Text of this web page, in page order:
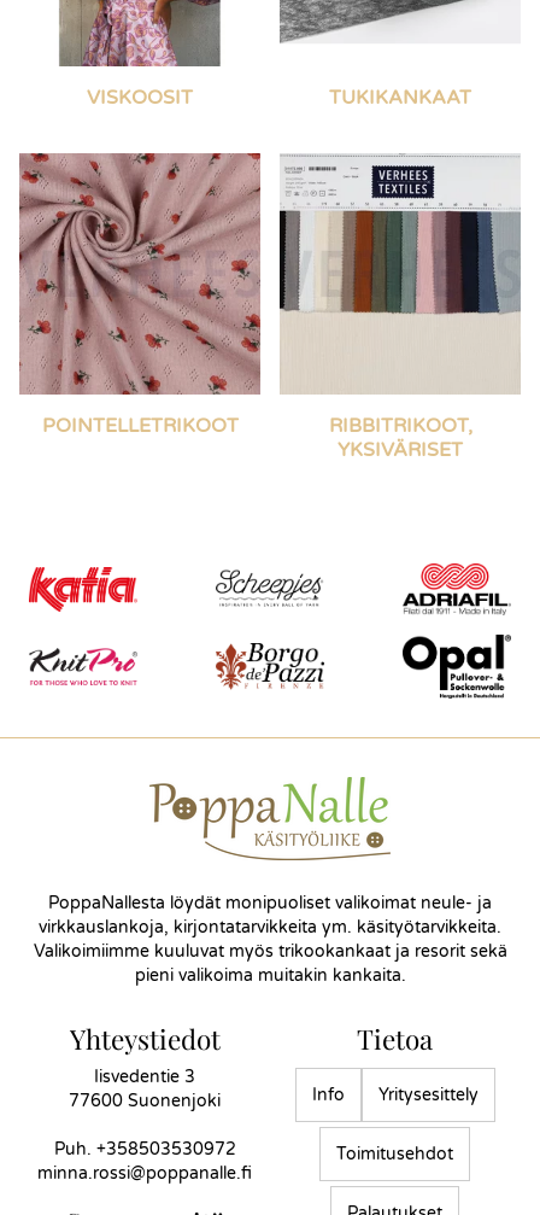
VISKOOSIT TUKIKANKAAT
POINTELLETRIKOOT
RIBBITRIKOOT,
YKSIVÄRISET
PoppaNallesta löydät monipuoliset valikoimat neule- ja
virkkauslankoja, kirjontatarvikkeita ym. käsityötarvikkeita.
Valikoimiimme kuuluvat myös trikookankaat ja resorit sekä
pieni valikoima muitakin kankaita.
Yhteystiedot
Iisvedentie 3
77600 Suonenjoki
Puh. +358503530972
minna.rossi@poppanalle.fi
Tietoa
Info Yritysesittely
Toimitusehdot